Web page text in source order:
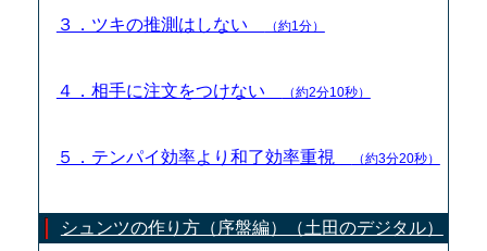
３．ツキの推測はしない （約1分）
４．相手に注文をつけない （約2分10秒）
５．テンパイ効率より和了効率重視 （約3分20秒）
シュンツの作り方（序盤編）（土田のデジタル）